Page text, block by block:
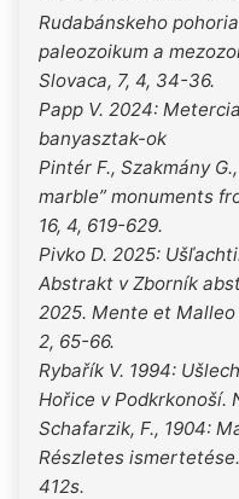
Rudabánskeho
paleozoikum a
Slovaca, 7, 4, 34-36.
Papp V. 2024:
banyasztak-ok
Pintér F., Szakmány
marble” monuments
16, 4, 619-629.
Pivko D. 2025:
Abstrakt v Zborník
2025. Mente et
2, 65-66.
Rybařík V. 1994:
Hořice v Podkrkonoší.
Schafarzik, F., 1904:
Részletes
412s.